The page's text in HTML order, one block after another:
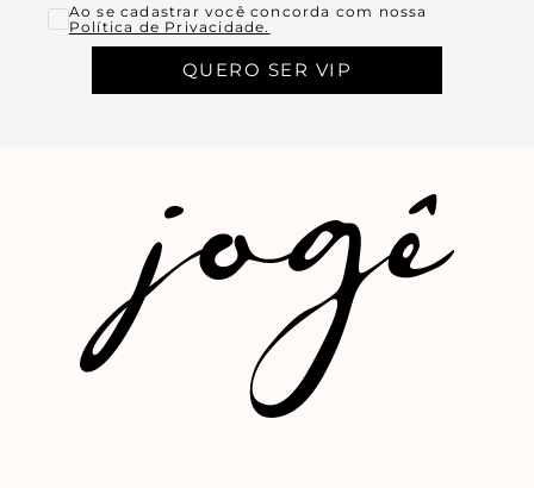
Ao se cadastrar você concorda com nossa
Política de Privacidade.
QUERO SER VIP